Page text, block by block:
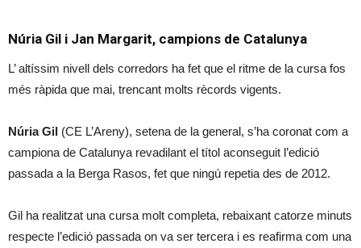
Núria Gil i Jan Margarit, campions de Catalunya
L’ altíssim nivell dels corredors ha fet que el ritme de la cursa fos
més ràpida que mai, trencant molts rècords vigents.
Núria Gil (CE L’Areny), setena de la general, s’ha coronat com a
campiona de Catalunya revadilant el títol aconseguit l’edició
passada a la Berga Rasos, fet que ningú repetia des de 2012.
Gil ha realitzat una cursa molt completa, rebaixant catorze minuts
respecte l’edició passada on va ser tercera i es reafirma com una